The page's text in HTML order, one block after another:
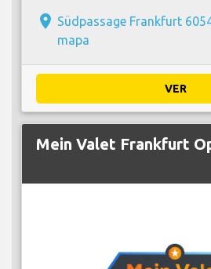
place Südpassage Frankfurt
mapa
VER
Mein Valet Frankfurt